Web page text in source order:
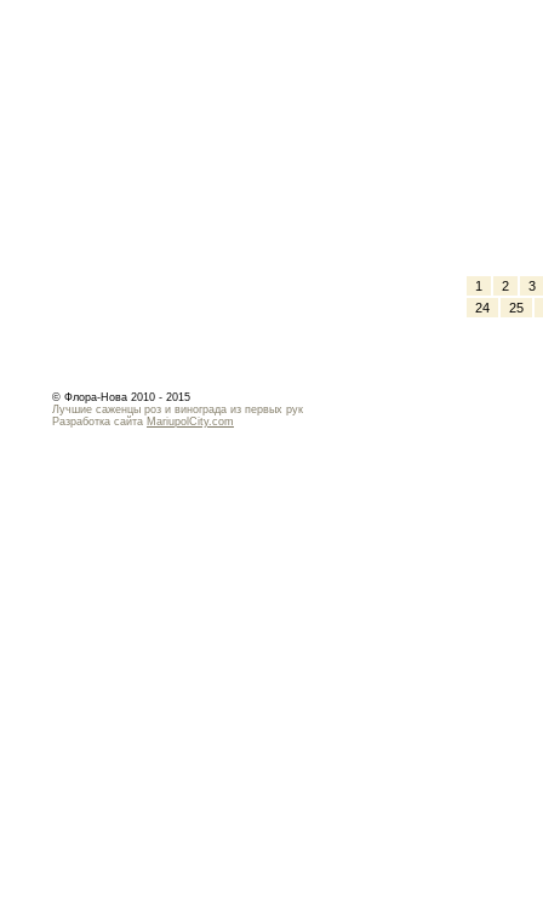
1 2
3
24
25
© Флора-Нова 2010 - 2015
Лучшие саженцы роз и винограда из первых рук
Разработка сайта MariupolCity.com